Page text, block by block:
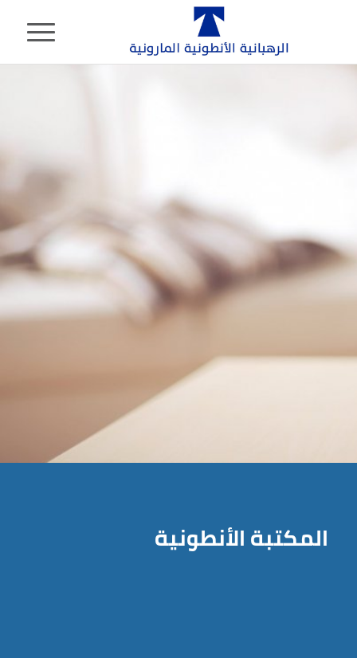
المكتبة الأنطونية